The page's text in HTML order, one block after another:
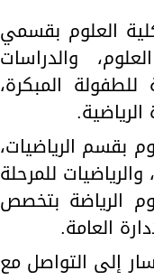
العلوم بقسمي
والدراسات
للطفولة المبكرة،
بقسم الرياضيات،
للمرحلة
الرياضة بتخصص
العامة.
إلى التواصل مع